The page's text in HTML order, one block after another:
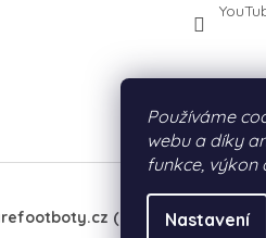
Používáme
webu a díky
funkce, výkon
Nastavení
(by PURE MOTION®)